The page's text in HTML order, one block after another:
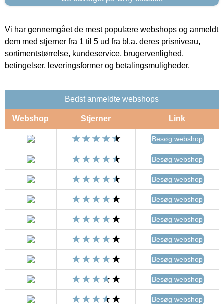
Vi har gennemgået de mest populære webshops og anmeldt
dem med stjerner fra 1 til 5 ud fra bl.a. deres prisniveau,
sortimentstørrelse, kundeservice, brugervenlighed,
betingelser, leveringsformer og betalingsmuligheder.
Bedst anmeldte webshops
Webshop Stjerner Link
Besøg webshop
Besøg webshop
Besøg webshop
Besøg webshop
Besøg webshop
Besøg webshop
Besøg webshop
Besøg webshop
Besøg webshop